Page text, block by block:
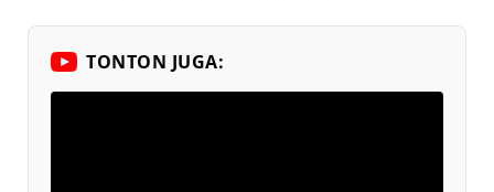
TONTON JUGA: